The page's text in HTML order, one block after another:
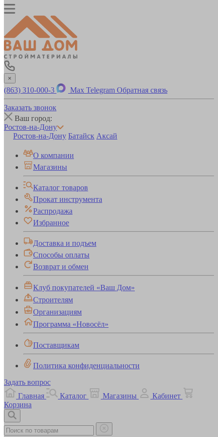
×
(863) 310-000-3 Max Telegram Обратная связь
Заказать звонок
Ваш город:
Ростов-на-Дону
Ростов-на-Дону Батайск Аксай
О компании
Магазины
Каталог товаров
Прокат инструмента
Распродажа
Избранное
Доставка и подъем
Способы оплаты
Возврат и обмен
Клуб покупателей «Ваш Дом»
Строителям
Организациям
Программа «Новосёл»
Поставщикам
Политика конфиденциальности
Задать вопрос
Главная
Каталог Магазины
Кабинет
Корзина